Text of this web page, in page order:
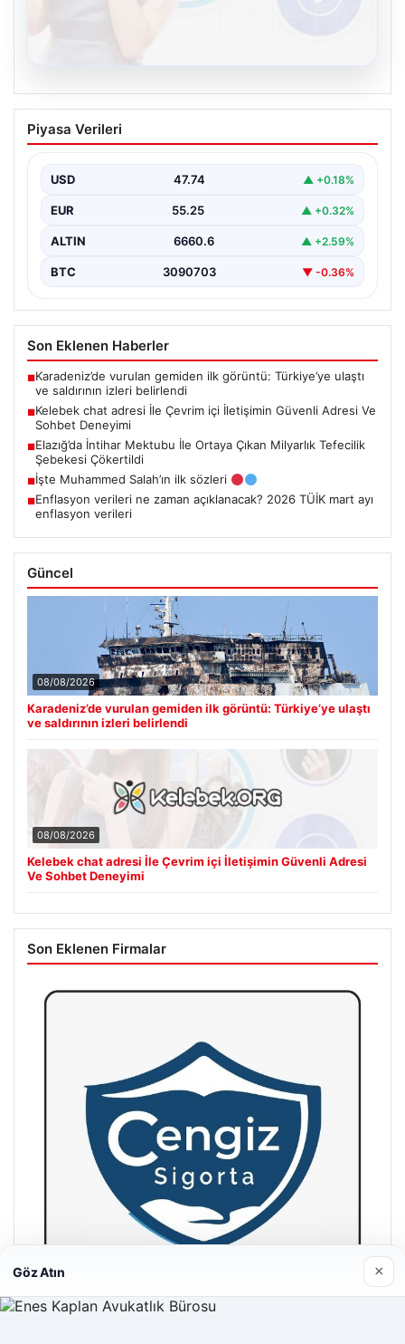
08.08.2026
Kelebek chat adresi İle Çevrim içi
İletişimin Güvenli Adresi Ve Sohbet
Dijital çağında bireylerin seviyeli bir şekilde iletişim
Piyasa Verileri
USD 47.74 ▲ +0.18%
EUR 55.25 ▲ +0.32%
ALTIN 6660.6 ▲ +2.59%
BTC 3090703 ▼ -0.36%
Son Eklenen Haberler
■Karadeniz’de vurulan gemiden ilk görüntü: Türkiye’ye ulaştı
ve saldırının izleri belirlendi
■Kelebek chat adresi İle Çevrim içi İletişimin Güvenli Adresi Ve
Sohbet Deneyimi
■Elazığ’da İntihar Mektubu İle Ortaya Çıkan Milyarlık Tefecilik
Şebekesi Çökertildi
■İşte Muhammed Salah’ın ilk sözleri
■Enflasyon verileri ne zaman açıklanacak? 2026 TÜİK mart ayı
enflasyon verileri
Güncel
08/08/2026
Karadeniz’de vurulan gemiden ilk görüntü: Türkiye’ye ulaştı
ve saldırının izleri belirlendi
08/08/2026
Kelebek chat adresi İle Çevrim içi İletişimin Güvenli Adresi
Ve Sohbet Deneyimi
Son Eklenen Firmalar
Göz Atın ×